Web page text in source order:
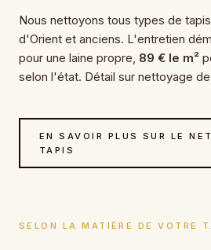
Nous nettoyons tous types de
d'Orient et anciens. L'entretien
pour une laine propre, 89 € le m²
selon l'état. Détail sur nettoyage
EN SAVOIR PLUS SUR LE
TAPIS
SELON LA MATIÈRE DE VOTRE